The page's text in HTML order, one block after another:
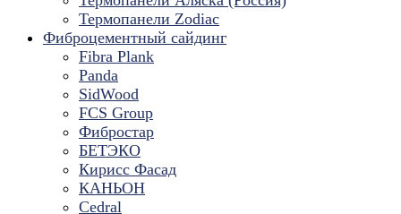
Термопанели Zodiac
Фиброцементный сайдинг
Fibra Plank
Panda
SidWood
FCS Group
Фибростар
БЕТЭКО
Кирисс Фасад
КАНЬОН
Cedral